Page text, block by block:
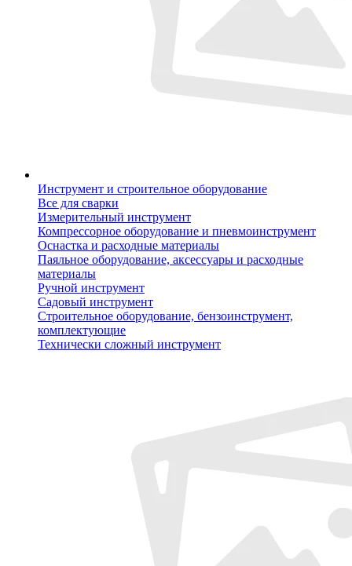
Инструмент и строительное оборудование
Все для сварки
Измерительный инструмент
Компрессорное оборудование и пневмоинструмент
Оснастка и расходные материалы
Паяльное оборудование, аксессуары и расходные
материалы
Ручной инструмент
Садовый инструмент
Строительное оборудование, бензоинструмент,
комплектующие
Технически сложный инструмент